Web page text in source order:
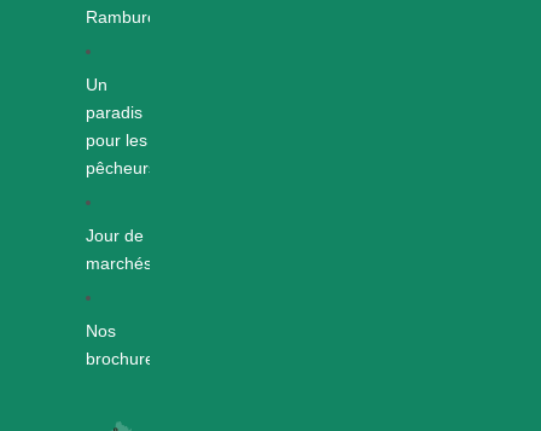
Rambures
Un
paradis
pour les
pêcheurs
Jour de
marchés
Nos
brochures